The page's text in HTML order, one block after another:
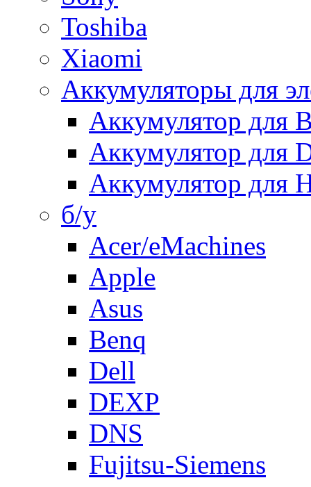
Toshiba
Xiaomi
Аккумуляторы для
Аккумулятор для
Аккумулятор для
Аккумулятор для
б/у
Acer/eMachines
Apple
Asus
Benq
Dell
DEXP
DNS
Fujitsu-Siemens